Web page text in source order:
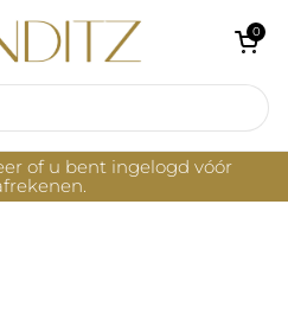
Winkelwagentje
0
of u bent ingelogd vóór